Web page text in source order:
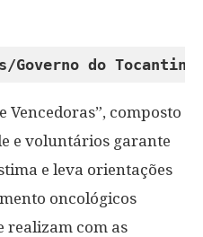
Governo do Tocantins
Vencedoras”, composto
e voluntários garante
e leva orientações
oncológicos
realizam com as